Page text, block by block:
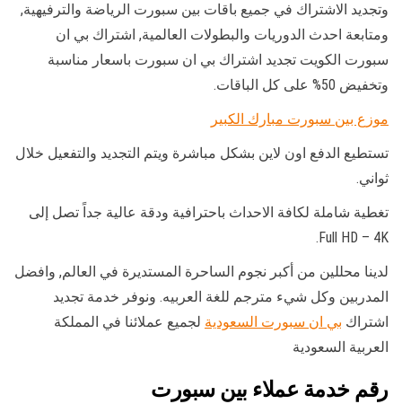
وتجديد الاشتراك في جميع باقات بين سبورت الرياضة والترفيهية,
ومتابعة احدث الدوريات والبطولات العالمية, اشتراك بي ان
سبورت الكويت تجديد اشتراك بي ان سبورت باسعار مناسبة
وتخفيض 50% على كل الباقات.
موزع بين سبورت مبارك الكبير
تستطيع الدفع اون لاين بشكل مباشرة ويتم التجديد والتفعيل خلال
ثواني.
تغطية شاملة لكافة الاحداث باحترافية ودقة عالية جداً تصل إلى
Full HD – 4K.
لدينا محللين من أكبر نجوم الساحرة المستديرة في العالم, وافضل
المدربين وكل شيء مترجم للغة العربيه. ونوفر خدمة تجديد
اشتراك بي ان سبورت السعودية لجميع عملائنا في المملكة
العربية السعودية
رقم خدمة عملاء بين سبورت